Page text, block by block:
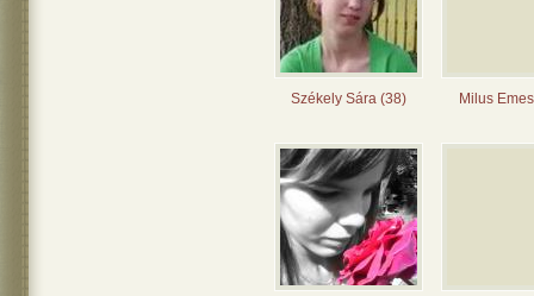
Székely Sára (38) Milus